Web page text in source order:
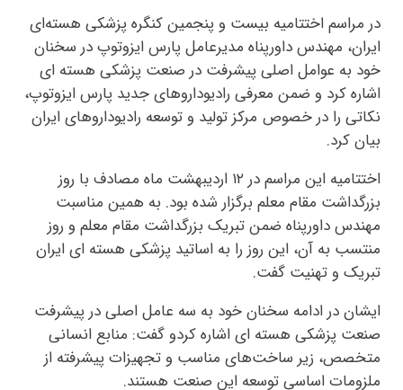
در مراسم اختتامیه بیست و پنجمین کنگره پزشکی هسته‌ای
ایران، مهندس داورپناه مدیرعامل پارس ایزوتوپ در سخنان
خود به عوامل اصلی پیشرفت در صنعت پزشکی هسته ای
اشاره کرد و ضمن معرفی رادیوداروهای جدید پارس ایزوتوپ،
نکاتی را در خصوص مرکز تولید و توسعه رادیوداروهای ایران
بیان کرد.
اختتامیه این مراسم در ۱۲ اردیبهشت ماه مصادف با روز
بزرگداشت مقام معلم برگزار شده بود. به همین مناسبت
مهندس داورپناه ضمن تبریک بزرگداشت مقام معلم و روز
منتسب به آن، این روز را به اساتید پزشکی هسته ای ایران
تبریک و تهنیت گفت.
ایشان در ادامه سخنان خود به سه عامل اصلی در پیشرفت
صنعت پزشکی هسته ای اشاره کردو گفت: منابع انسانی
متخصص، زیر ساخت‌های مناسب و تجهیزات پیشرفته از
ملزومات اساسی توسعه این صنعت هستند.